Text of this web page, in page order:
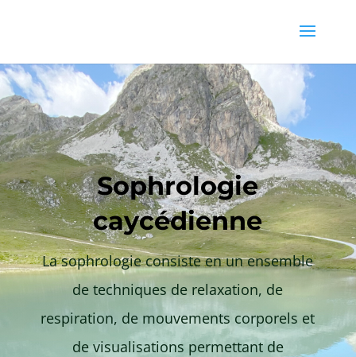
Sophrologie
caycédienne
La sophrologie consiste en un ensemble
de techniques de relaxation, de
respiration, de mouvements corporels et
de visualisations permettant de